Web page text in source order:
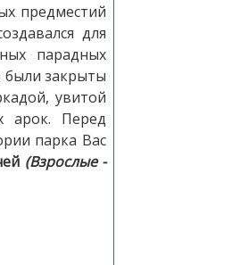
предместий
для
парадных
были закрыты
увитой
арок. Перед
парка Вас
(Взрослые -